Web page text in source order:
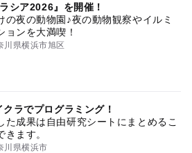
シア2026』を開催！
の夜の動物園♪夜の動物観察やイルミ
ョンを大満喫！
川県横浜市旭区
クラでプログラミング！
た成果は自由研究シートにまとめるこ
きます。
川県横浜市